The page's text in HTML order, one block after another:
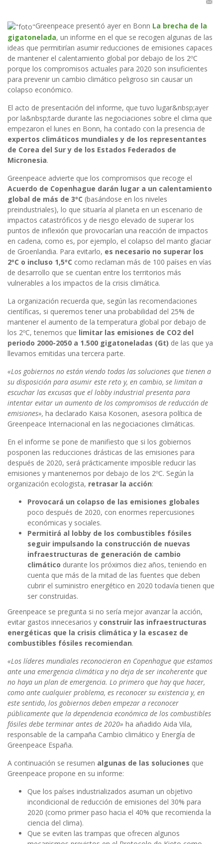
Greenpeace presentó ayer en Bonn La brecha de la
gigatonelada, un informe en el que se recogen algunas de las
ideas que permitirían asumir reducciones de emisiones capaces
de mantener el calentamiento global por debajo de los 2ºC
porque los compromisos actuales para 2020 son insuficientes
para prevenir un cambio climático peligroso sin causar un
colapso económico.
El acto de presentación del informe, que tuvo lugar&nbsp;ayer
por la&nbsp;tarde durante las negociaciones sobre el clima que
empezaron el lunes en Bonn, ha contado con la presencia de
expertos climáticos mundiales y de los representantes
de Corea del Sur y de los Estados Federados de
Micronesia.
Greenpeace advierte que los compromisos que recoge el
Acuerdo de Copenhague darán lugar a un calentamiento
global de más de 3ºC (basándose en los niveles
preindustriales), lo que situaría al planeta en un escenario de
impactos catastróficos y de riesgo elevado de superar los
puntos de inflexión que provocarían una reacción de impactos
en cadena, como es, por ejemplo, el colapso del manto glaciar
de Groenlandia. Para evitarlo, es necesario no superar los
2ºC o incluso 1,5ºC como reclaman más de 100 países en vías
de desarrollo que se cuentan entre los territorios más
vulnerables a los impactos de la crisis climática.
La organización recuerda que, según las recomendaciones
científicas, si queremos tener una probabilidad del 25% de
mantener el aumento de la temperatura global por debajo de
los 2ºC, tenemos que limitar las emisiones de CO2 del
periodo 2000-2050 a 1.500 gigatoneladas (Gt) de las que ya
llevamos emitidas una tercera parte.
«Los gobiernos no están viendo todas las soluciones que tienen a
su disposición para asumir este reto y, en cambio, se limitan a
escuchar las excusas que el lobby industrial presenta para
intentar evitar un aumento de los compromisos de reducción de
emisiones», ha declarado Kaisa Kosonen, asesora política de
Greenpeace Internacional en las negociaciones climáticas.
En el informe se pone de manifiesto que si los gobiernos
posponen las reducciones drásticas de las emisiones para
después de 2020, será prácticamente imposible reducir las
emisiones y mantenernos por debajo de los 2ºC. Según la
organización ecologista, retrasar la acción:
Provocará un colapso de las emisiones globales
poco después de 2020, con enormes repercusiones
económicas y sociales.
Permitirá al lobby de los combustibles fósiles
seguir impulsando la construcción de nuevas
infraestructuras de generación de cambio
climático durante los próximos diez años, teniendo en
cuenta que más de la mitad de las fuentes que deben
cubrir el suministro energético en 2020 todavía tienen que
ser construidas.
Greenpeace se pregunta si no sería mejor avanzar la acción,
evitar gastos innecesarios y construir las infraestructuras
energéticas que la crisis climática y la escasez de
combustibles fósiles recomiendan.
«Los líderes mundiales reconocieron en Copenhague que estamos
ante una emergencia climática y no deja de ser incoherente que
no haya un plan de emergencia. Lo primero que hay que hacer,
como ante cualquier problema, es reconocer su existencia y, en
este sentido, los gobiernos deben empezar a reconocer
públicamente que la dependencia económica de los combustibles
fósiles debe terminar antes de 2020» ha añadido Aida Vila,
responsable de la campaña Cambio climático y Energía de
Greenpeace España.
A continuación se resumen algunas de las soluciones que
Greenpeace propone en su informe:
Que los países industrializados asuman un objetivo
incondicional de reducción de emisiones del 30% para
2020 (como primer paso hacia el 40% que recomienda la
ciencia del clima).
Que se eviten las trampas que ofrecen algunos